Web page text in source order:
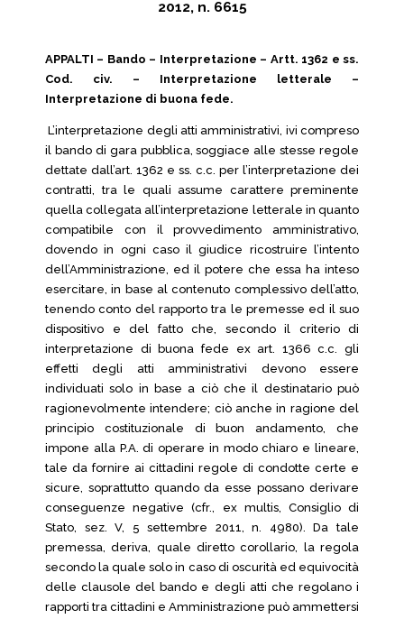
2012, n. 6615
APPALTI – Bando – Interpretazione – Artt. 1362 e ss.
Cod. civ. – Interpretazione letterale –
Interpretazione di buona fede.
L’interpretazione degli atti amministrativi, ivi compreso
il bando di gara pubblica, soggiace alle stesse regole
dettate dall’art. 1362 e ss. c.c. per l’interpretazione dei
contratti, tra le quali assume carattere preminente
quella collegata all’interpretazione letterale in quanto
compatibile con il provvedimento amministrativo,
dovendo in ogni caso il giudice ricostruire l’intento
dell’Amministrazione, ed il potere che essa ha inteso
esercitare, in base al contenuto complessivo dell’atto,
tenendo conto del rapporto tra le premesse ed il suo
dispositivo e del fatto che, secondo il criterio di
interpretazione di buona fede ex art. 1366 c.c. gli
effetti degli atti amministrativi devono essere
individuati solo in base a ciò che il destinatario può
ragionevolmente intendere; ciò anche in ragione del
principio costituzionale di buon andamento, che
impone alla P.A. di operare in modo chiaro e lineare,
tale da fornire ai cittadini regole di condotte certe e
sicure, soprattutto quando da esse possano derivare
conseguenze negative (cfr., ex multis, Consiglio di
Stato, sez. V, 5 settembre 2011, n. 4980). Da tale
premessa, deriva, quale diretto corollario, la regola
secondo la quale solo in caso di oscurità ed equivocità
delle clausole del bando e degli atti che regolano i
rapporti tra cittadini e Amministrazione può ammettersi